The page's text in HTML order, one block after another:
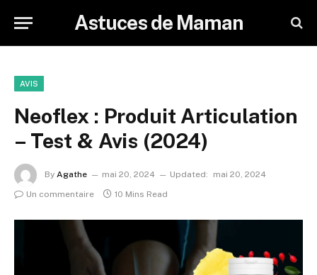
Astuces de Maman
AVIS
Neoflex : Produit Articulation
– Test & Avis (2024)
By Agathe mai 20, 2024 Updated:
mai 20, 2024
Un commentaire
10 Mins Read